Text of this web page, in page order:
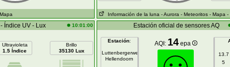
Información de la luna - Aurora - Meteoritos - Mapa -
Índice UV - Lux 10:01:00
Ultravioleta
1.5 Índice
Brillo
35130 Lux
Estación oficial de sensores AQ
Estación:
Luttenbergerweg
Hellendoorn
AQI: 14 epa
13.7
5